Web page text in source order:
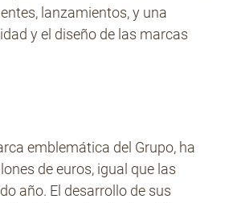
lanzamientos, y una
y el diseño de las marcas
emblemática del Grupo, ha
de euros, igual que las
año. El desarrollo de sus